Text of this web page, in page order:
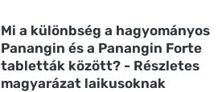
Mi a különbség a hagyományos
Panangin és a Panangin Forte
tabletták között? - Részletes
magyarázat laikusoknak